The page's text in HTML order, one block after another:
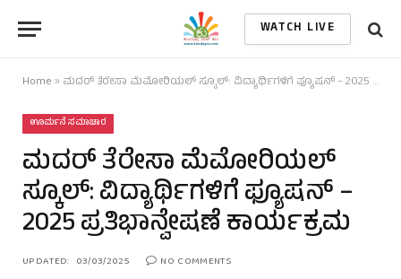
WATCH LIVE
Home » ಮದರ್ ತೆರೇಸಾ ಮೆಮೋರಿಯಲ್ ಸ್ಕೂಲ್‌: ವಿದ್ಯಾರ್ಥಿಗಳಿಗೆ ಫ್ಯೂಷನ್ – 2025 ಪ್ರತಿಭಾನ್ವೇಷಣೆ ಕಾರ್ಯಕ್ರಮ
ಊರ್ಮನೆ ಸಮಾಚಾರ
ಮದರ್ ತೆರೇಸಾ ಮೆಮೋರಿಯಲ್
ಸ್ಕೂಲ್‌: ವಿದ್ಯಾರ್ಥಿಗಳಿಗೆ ಫ್ಯೂಷನ್ –
2025 ಪ್ರತಿಭಾನ್ವೇಷಣೆ ಕಾರ್ಯಕ್ರಮ
UPDATED: 03/03/2025 NO COMMENTS